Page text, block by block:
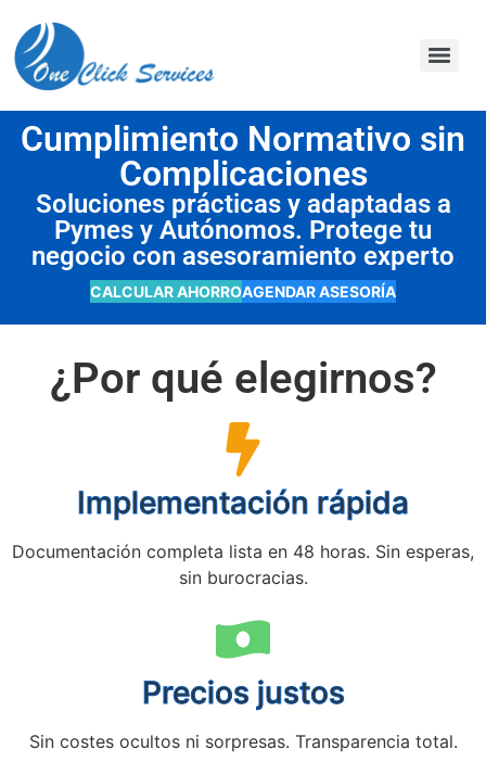
Cumplimiento Normativo sin
Complicaciones
Soluciones prácticas y adaptadas a
Pymes y Autónomos. Protege tu
negocio con asesoramiento experto
CALCULAR AHORROAGENDAR ASESORÍA
¿Por qué elegirnos?
Implementación rápida
Documentación completa lista en 48 horas. Sin esperas,
sin burocracias.
Precios justos
Sin costes ocultos ni sorpresas. Transparencia total.